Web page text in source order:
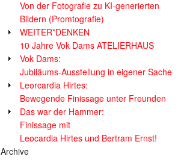
Von der Fotografie zu KI-generierten
Bildern (Promtografie)
WEITER*DENKEN
10 Jahre Vok Dams ATELIERHAUS
Vok Dams:
Jubiläums-Ausstellung in eigener Sache
Leorcardia Hirtes:
Bewegende Finissage unter Freunden
Das war der Hammer:
Finissage mit
Leocardia Hirtes und Bertram Ernst!
Archive